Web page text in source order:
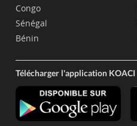
Congo
Sénégal
Bénin
Télécharger l'application KOACI